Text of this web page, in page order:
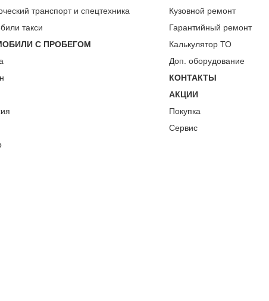
транспорт и спецтехника
такси
С ПРОБЕГОМ
Кузовной ремонт
Гарантийный ремонт
Калькулятор ТО
Доп. оборудование
КОНТАКТЫ
АКЦИИ
Покупка
Сервис